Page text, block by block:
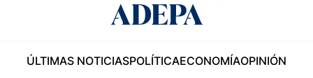
ÚLTIMAS NOTICIASPOLÍTICAECONOMÍAOPINIÓN